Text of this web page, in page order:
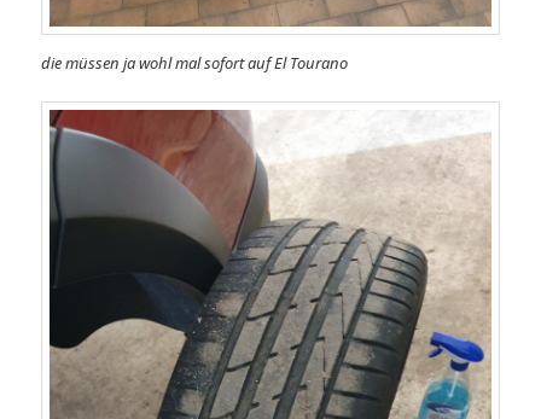
die müssen ja wohl mal sofort auf El Tourano